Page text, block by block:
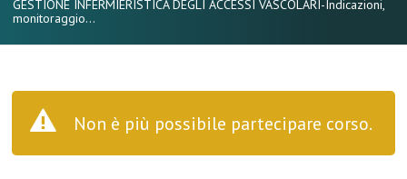
GESTIONE INFERMIERISTICA DEGLI ACCESSI VASCOLARI-Indicazioni,
monitoraggio...
Non è più possibile partecipare corso.